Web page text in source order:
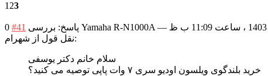
1 23
0 #41 پاسخ: بررسی Yamaha R-N1000A —
نقل قول از شهرام:
سلام خانم دکتر یوسفی
خرید بلندگوی ویلسون اودیو سری ۷ وات پاپی توصیه می کنید؟